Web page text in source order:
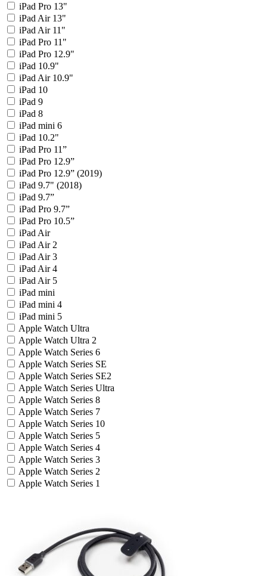
iPad Pro 13"
iPad Air 13"
iPad Air 11"
iPad Pro 11"
iPad Pro 12.9"
iPad 10.9"
iPad Air 10.9"
iPad 10
iPad 9
iPad 8
iPad mini 6
iPad 10.2"
iPad Pro 11”
iPad Pro 12.9”
iPad Pro 12.9” (2019)
iPad 9.7" (2018)
iPad 9.7”
iPad Pro 9.7”
iPad Pro 10.5”
iPad Air
iPad Air 2
iPad Air 3
iPad Air 4
iPad Air 5
iPad mini
iPad mini 4
iPad mini 5
Apple Watch Ultra
Apple Watch Ultra 2
Apple Watch Series 6
Apple Watch Series SE
Apple Watch Series SE2
Apple Watch Series Ultra
Apple Watch Series 8
Apple Watch Series 7
Apple Watch Series 10
Apple Watch Series 5
Apple Watch Series 4
Apple Watch Series 3
Apple Watch Series 2
Apple Watch Series 1